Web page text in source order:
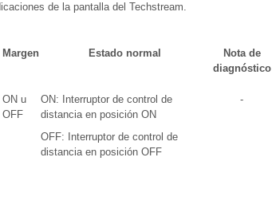
de la pantalla del Techstream.
Margen Estado normal
Nota de
diagnóstico
ON u
OFF
ON: Interruptor de control de
distancia en posición ON
OFF: Interruptor de control de
distancia en posición OFF
-